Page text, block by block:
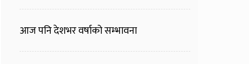
आज पनि देशभर वर्षाको सम्भावना